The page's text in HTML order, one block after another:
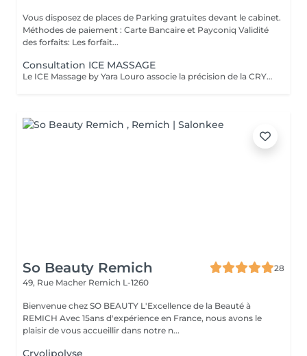
Vous disposez de places de Parking gratuites devant le cabinet.
Méthodes de paiement : Carte Bancaire et Payconiq Validité
des forfaits: Les forfait...
Consultation ICE MASSAGE
Le ICE Massage by Yara Louro associe la précision de la CRYOLIPOLYSE à des techniques de massage expertes pour cibler les amas graisseux localisés, redéfinir harmonieusement les contours de la silhouette et révéler une peau plus lisse, plus tonique et sublimée. Afin d'offrir une expérience parfaitement adaptée à vos objectifs, une consultation initiale est recommandée. Lors de cette rencontre personnalisée, nous : analyserons avec précision les zones concernées élaborerons un protocole sur mesure, pensé selon vos besoins et vos attentes vous présenterons le déroulement de votre parcours ainsi que les résultats attendus établirons une proposition personnalisée pour la continuité de votre accompagnement
So Beauty Remich
28
49, Rue Macher Remich L-1260
Bienvenue chez SO BEAUTY L'Excellence de la Beauté à
REMICH Avec 15ans d'expérience en France, nous avons le
plaisir de vous accueillir dans notre n...
Cryolipolyse